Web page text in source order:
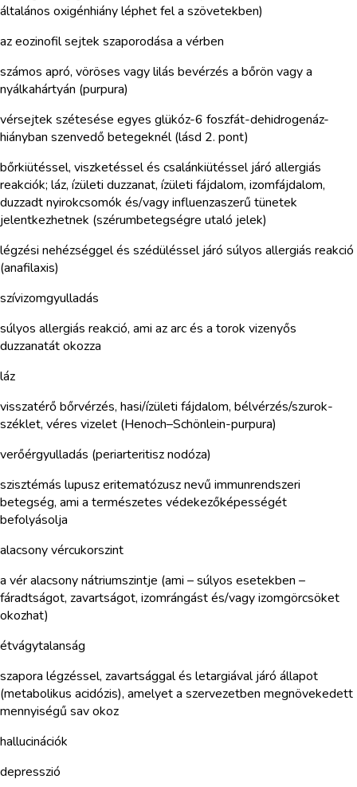
általános oxigénhiány léphet fel a szövetekben)
az eozinofil sejtek szaporodása a vérben
számos apró, vöröses vagy lilás bevérzés a bőrön vagy a
nyálkahártyán (purpura)
vérsejtek szétesése egyes glükóz-6 foszfát-dehidrogenáz-
hiányban szenvedő betegeknél (lásd 2. pont)
bőrkiütéssel, viszketéssel és csalánkiütéssel járó allergiás
reakciók; láz, ízületi duzzanat, ízületi fájdalom, izomfájdalom,
duzzadt nyirokcsomók és/vagy influenzaszerű tünetek
jelentkezhetnek (szérumbetegségre utaló jelek)
légzési nehézséggel és szédüléssel járó súlyos allergiás reakció
(anafilaxis)
szívizomgyulladás
súlyos allergiás reakció, ami az arc és a torok vizenyős
duzzanatát okozza
láz
visszatérő bőrvérzés, hasi/ízületi fájdalom, bélvérzés/szurok-
széklet, véres vizelet (Henoch–Schönlein-purpura)
verőérgyulladás (periarteritisz nodóza)
szisztémás lupusz eritematózusz nevű immunrendszeri
betegség, ami a természetes védekezőképességét
befolyásolja
alacsony vércukorszint
a vér alacsony nátriumszintje (ami – súlyos esetekben –
fáradtságot, zavartságot, izomrángást és/vagy izomgörcsöket
okozhat)
étvágytalanság
szapora légzéssel, zavartsággal és letargiával járó állapot
(metabolikus acidózis), amelyet a szervezetben megnövekedett
mennyiségű sav okoz
hallucinációk
depresszió